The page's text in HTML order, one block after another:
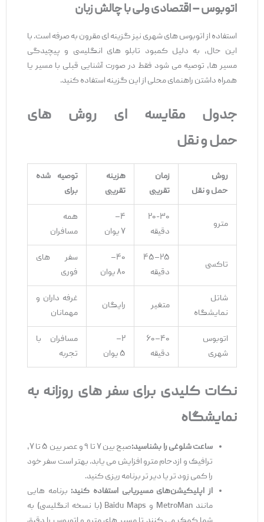
اتوبوس–اقتصادیولیباچالشزبان
استفاده از اتوبوس ‌های شهری نیز گزینه ‌ای مقرون ‌به ‌صرفه است. با
این حال، به دلیل کمبود تابلو های انگلیسی و پیچیدگی
مسیر ها، توصیه می‌ شود فقط در صورت آشنایی قبلی با مسیر یا
همراه داشتن راهنمای محلی از این گزینه استفاده کنید.
جدول مقایسه ‌ای روش‌
های
حمل‌و نقل
روش
حمل‌و نقل
زمان
تقریبی
هزینه
تقریبی
توصیه
‌شده
برای
مترو
۲۰-۳۰
دقیقه
۴–
همه
مسافران
تاکسی
۲۵–۴۵
دقیقه
۴۰–
۸۰ یوان
سفر های
فوری
شاتل
نمایشگاه
متغیر رایگان
غرفه‌ داران و
مهمانان
اتوبوس
شهری
۴۰–۶۰
دقیقه
۲–
مسافران با
تجربه
نکات کلیدی برای سفر های روزانه به
نمایشگاه
ساعت شلوغی را بشناسید:
صبح بین ۷ تا ۹ و عصر بین ۵ تا ۷،
ترافیک و ازدحام مترو افزایش می‌ یابد. بهتر است سفر خود
را کمی زود تر یا دیر تر برنامه ‌ریزی کنید.
از اپلیکیشن‌های مسیر‌یابی استفاده کنید:برنامه‌ هایی
مانند MetroMan و Baidu Maps (با نسخه انگلیسی) به